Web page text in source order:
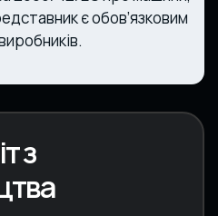
є обов’язковим
з